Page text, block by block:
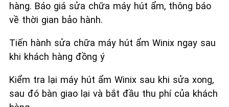
hàng. Báo giá sửa chữa máy hút ẩm, thông báo
về thời gian bảo hành.
Tiến hành sửa chữa máy hút ẩm Winix ngay sau
khi khách hàng đồng ý
Kiểm tra lại máy hút ẩm Winix sau khi sửa xong,
sau đó bàn giao lại và bắt đầu thu phí của khách